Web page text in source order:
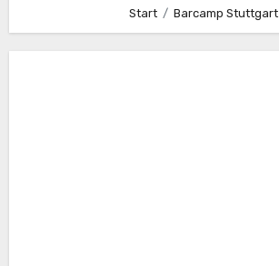
Start Barcamp Stuttgart